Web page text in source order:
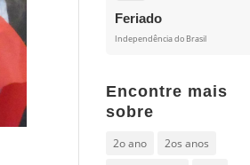
Feriado
Independência do Brasil
Encontre mais
sobre
2o ano
2os anos